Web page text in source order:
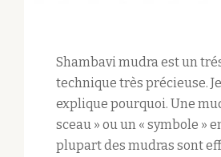
Shambavi mudra est un
technique très précieuse.
explique pourquoi. Une
sceau » ou un « symbole »
plupart des mudras sont